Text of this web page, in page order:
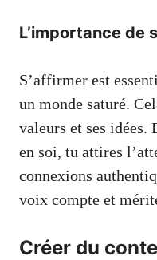
L’importance de
S’affirmer est
un monde saturé.
valeurs et ses
en soi, tu attires
connexions
voix compte et
Créer du